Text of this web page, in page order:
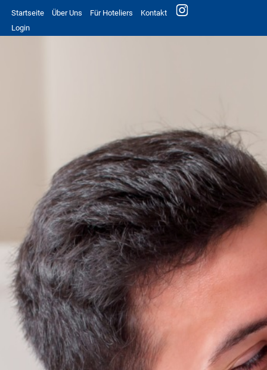
Startseite Über Uns Für Hoteliers
Kontakt
Login